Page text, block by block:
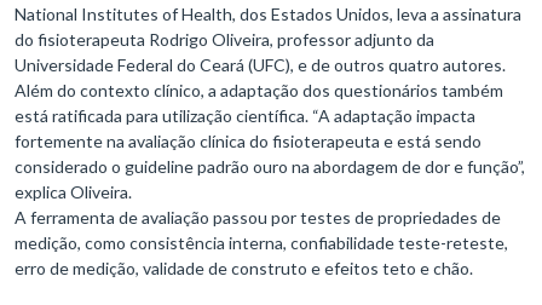
National Institutes of Health, dos Estados Unidos, leva a assinatura
do fisioterapeuta Rodrigo Oliveira, professor adjunto da
Universidade Federal do Ceará (UFC), e de outros quatro autores.
Além do contexto clínico, a adaptação dos questionários também
está ratificada para utilização científica. “A adaptação impacta
fortemente na avaliação clínica do fisioterapeuta e está sendo
considerado o guideline padrão ouro na abordagem de dor e função”,
explica Oliveira.
A ferramenta de avaliação passou por testes de propriedades de
medição, como consistência interna, confiabilidade teste-reteste,
erro de medição, validade de construto e efeitos teto e chão.